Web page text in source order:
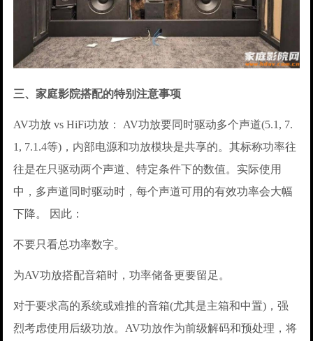
三、家庭影院搭配的特别注意事项
AV功放 vs HiFi功放： AV功放要同时驱动多个声道(5.1, 7.
1, 7.1.4等)，内部电源和功放模块是共享的。其标称功率往
往是在只驱动两个声道、特定条件下的数值。实际使用
中，多声道同时驱动时，每个声道可用的有效功率会大幅
下降。 因此：
不要只看总功率数字。
为AV功放搭配音箱时，功率储备更要留足。
对于要求高的系统或难推的音箱(尤其是主箱和中置)，强
烈考虑使用后级功放。AV功放作为前级解码和预处理，将